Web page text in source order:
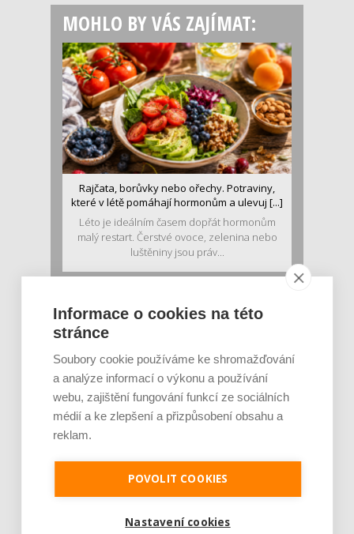
MOHLO BY VÁS ZAJÍMAT:
Rajčata, borůvky nebo ořechy. Potraviny,
které v létě pomáhají hormonům a ulevuj [...]
Léto je ideálním časem dopřát hormonům
malý restart. Čerstvé ovoce, zelenina nebo
luštěniny jsou práv...
stravě ho mám dostatek. Znáte nejčastějš [...]
Pojem protein již nějakou dobu rezonuje
v oblasti zdraví, výživy i dlouhověkosti. Přesto
Informace o cookies na této
stránce
Soubory cookie používáme ke shromažďování
a analýze informací o výkonu a používání
webu, zajištění fungování funkcí ze sociálních
médií a ke zlepšení a přizpůsobení obsahu a
reklam.
POVOLIT COOKIES
Nastavení cookies